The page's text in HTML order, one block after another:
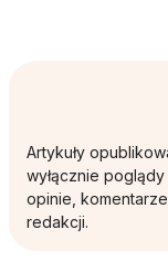
Artykuły
wyłącznie
opinie,
redakcji.